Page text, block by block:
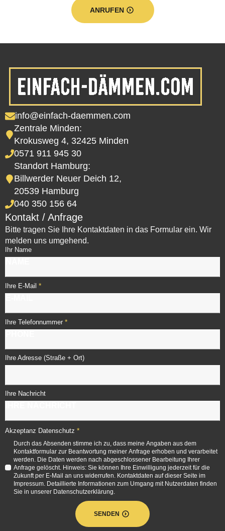
ANRUFEN
info@einfach-daemmen.com
Zentrale Minden:
Krokusweg 4, 32425 Minden
0571 911 945 30
Standort Hamburg:
Billwerder Neuer Deich 12,
20539 Hamburg
040 350 156 64
Kontakt / Anfrage
Bitte tragen Sie Ihre Kontaktdaten in das Formular ein. Wir
melden uns umgehend.
Ihr Name
Ihre E-Mail *
Ihre Telefonnummer *
Ihre Adresse (Straße + Ort)
Ihre Nachricht
Akzeptanz Datenschutz *
Durch das Absenden stimme ich zu, dass meine Angaben aus dem
Kontaktformular zur Beantwortung meiner Anfrage erhoben und verarbeitet
werden. Die Daten werden nach abgeschlossener Bearbeitung Ihrer
Anfrage gelöscht. Hinweis: Sie können Ihre Einwilligung jederzeit für die
Zukunft per E-Mail an uns widerrufen. Kontaktdaten auf dieser Seite im
Impressum. Detaillierte Informationen zum Umgang mit Nutzerdaten finden
Sie in unserer Datenschutzerklärung.
SENDEN